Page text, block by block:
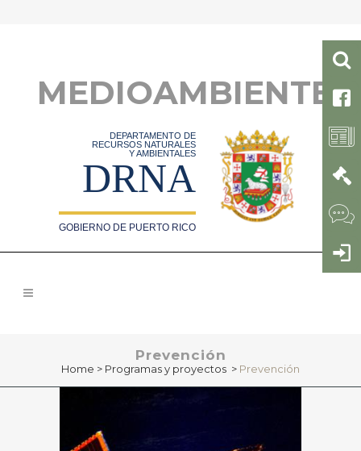
MEDIOAMBIENTE
DEPARTAMENTO DE
RECURSOS NATURALES
Y AMBIENTALES
DRNA
GOBIERNO DE PUERTO RICO
Prevención
Home > Programas y proyectos > Prevención